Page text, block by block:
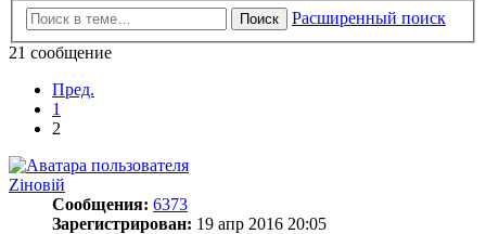
Поиск
Расширенный поиск
21 сообщение
Пред.
1
2
Zіновій
Сообщения: 6373
Зарегистрирован: 19 апр 2016 20:05